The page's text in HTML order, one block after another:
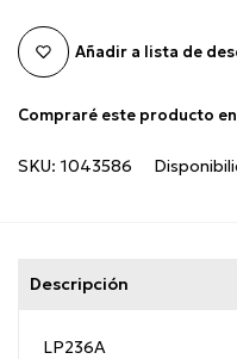
Añadir a lista de
Compraré este producto
SKU: 1043586
Descripción
LP236A